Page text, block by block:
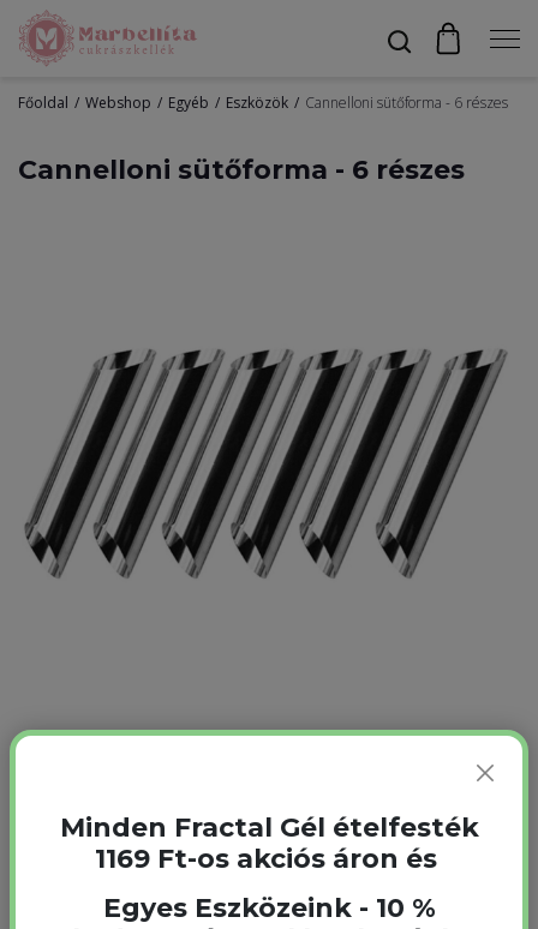
Alapanyagok
Egyéb
Főoldal Webshop Egyéb Eszközök Cannelloni sütőforma - 6 részes
Cannelloni sütőforma - 6 részes
Cannelloni készítéséhez használható. Mérete: 6 db 12 cm.
1 990
1 790
Minden Fractal Gél ételfesték
1169 Ft-os akciós áron és
Egyes Eszközeink - 10 %